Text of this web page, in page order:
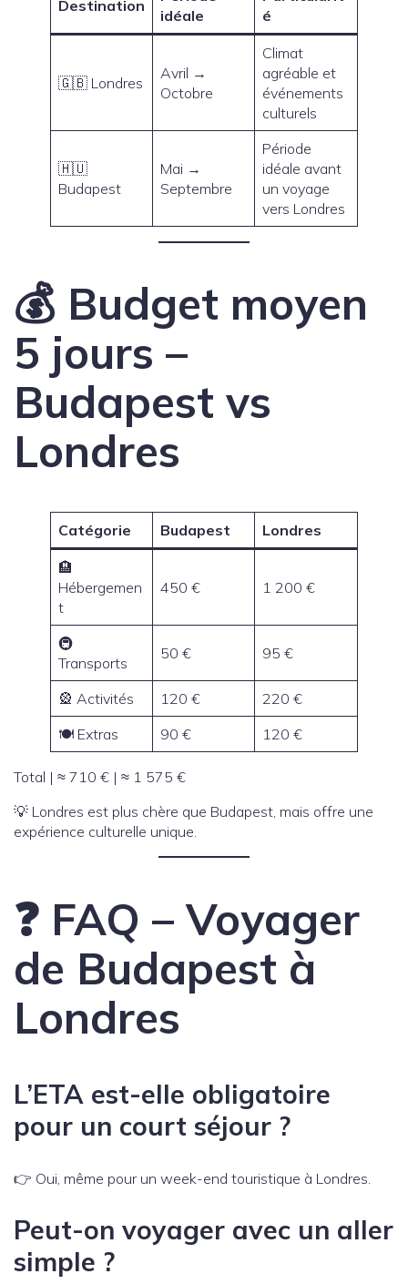
Destination
idéale
é
🇬🇧 Londres
Avril →
Octobre
Climat
agréable et
événements
culturels
🇭🇺
Budapest
Mai →
Septembre
Période
idéale avant
un voyage
vers Londres
💰 Budget moyen
5 jours –
Budapest vs
Londres
Catégorie Budapest Londres
🏨
Hébergemen
t
450 € 1 200 €
🚇
Transports
50 € 95 €
🎡 Activités 120 €
220 €
🍽️ Extras
90 € 120 €
Total | ≈ 710 € | ≈ 1 575 €
💡 Londres est plus chère que Budapest, mais offre une
expérience culturelle unique.
❓ FAQ – Voyager
de Budapest à
Londres
L’ETA est-elle obligatoire
pour un court séjour ?
👉 Oui, même pour un week-end touristique à Londres.
Peut-on voyager avec un aller
simple ?